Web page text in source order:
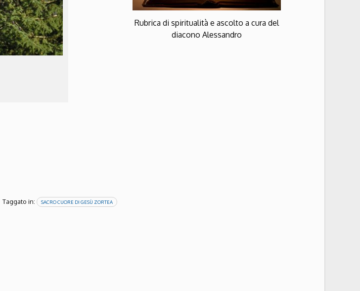
Taggato in: SACRO CUORE DI GESÙ ZORTEA
Rubrica di spiritualità e ascolto a cura del
diacono Alessandro